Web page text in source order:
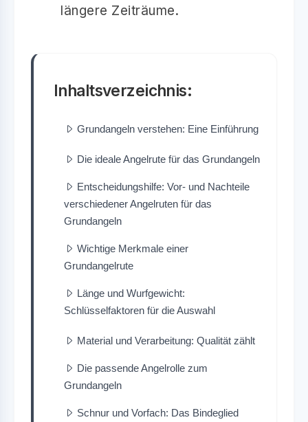
längere Zeiträume.
Inhaltsverzeichnis:
Grundangeln verstehen: Eine Einführung
Die ideale Angelrute für das Grundangeln
Entscheidungshilfe: Vor- und Nachteile
verschiedener Angelruten für das
Grundangeln
Wichtige Merkmale einer
Grundangelrute
Länge und Wurfgewicht:
Schlüsselfaktoren für die Auswahl
Material und Verarbeitung: Qualität zählt
Die passende Angelrolle zum
Grundangeln
Schnur und Vorfach: Das Bindeglied